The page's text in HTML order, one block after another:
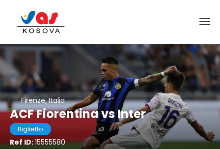
Firenze, Italia
ACF Fiorentina vs Inter
Biglietto
Ref ID:15555580